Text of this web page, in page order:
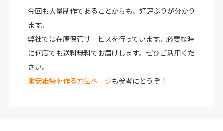
今回も大量制作であることからも、好評ぶりが分かり
ます。
弊社では在庫保管サービスを行っています。必要な時
に何度でも送料無料でお届けします。ぜひご活用くだ
さい。
激安紙袋を作る方法ページも参考にどうぞ！